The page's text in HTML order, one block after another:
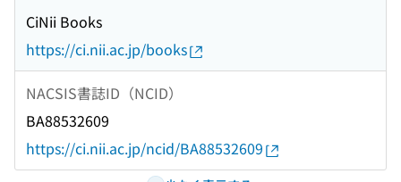
CiNii Books
https://ci.nii.ac.jp/books
NACSIS書誌ID（NCID）
BA88532609
https://ci.nii.ac.jp/ncid/BA88532609